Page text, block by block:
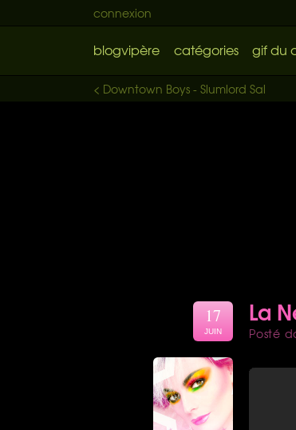
connexion
blogvipère catégories gif du
< Downtown Boys - Slumlord Sal
La
Posté
17
JUIN